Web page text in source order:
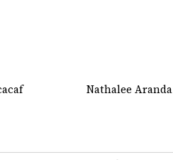
Nathalee Aranda gana